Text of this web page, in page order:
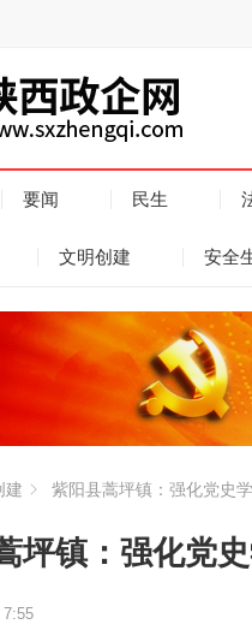
要闻 民生
文明创建 安全
建 紫阳县蒿坪镇：强化党史
坪镇：强化党
7:55